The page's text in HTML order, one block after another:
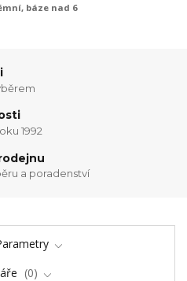
báze nad 6
1992
a poradenství
0